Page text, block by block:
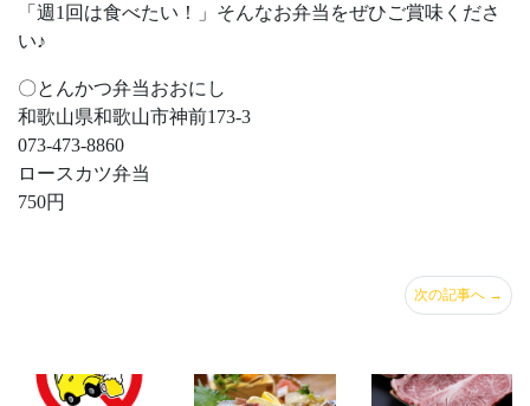
「週1回は食べたい！」そんなお弁当をぜひご賞味くださ
い♪
〇とんかつ弁当おおにし
和歌山県和歌山市神前173-3
073-473-8860
ロースカツ弁当
750円
次の記事へ →